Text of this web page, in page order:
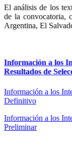
El análisis de los
de la convocatoria,
Argentina, El
Información a los
Resultados de
Información a los
Definitivo
Información a los
Preliminar